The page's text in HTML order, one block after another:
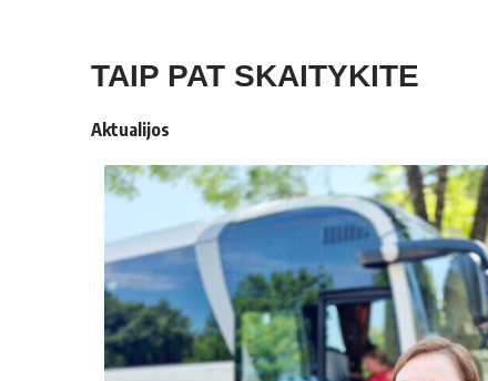
TAIP PAT SKAITYKITE
Aktualijos